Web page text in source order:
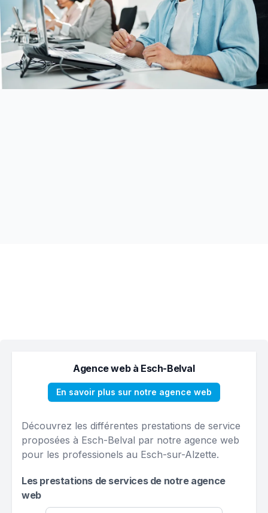
Agence web à Esch-Belval
En savoir plus sur notre agence web
Découvrez les différentes prestations de service
proposées à Esch-Belval par notre agence web
pour les professionels au Esch-sur-Alzette.
Les prestations de services de notre agence
web